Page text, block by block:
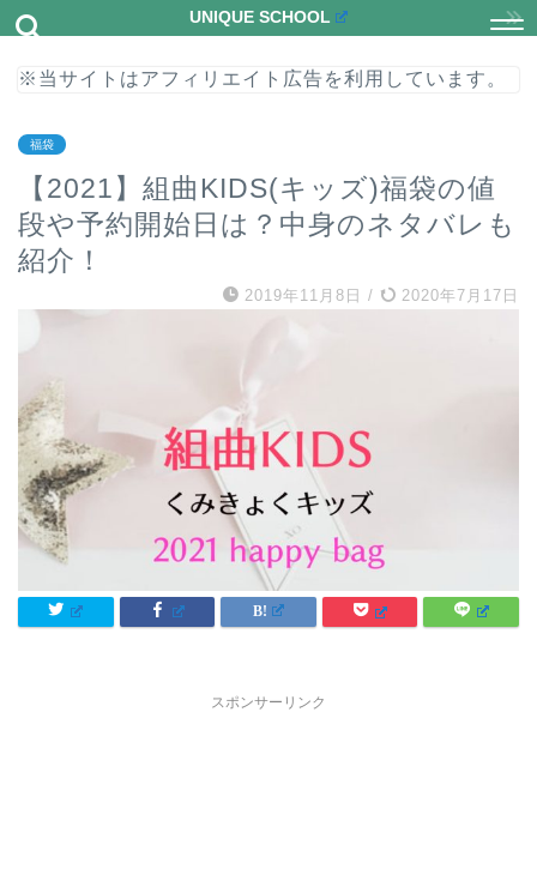
UNIQUE SCHOOL
※当サイトはアフィリエイト広告を利用しています。
福袋
【2021】組曲KIDS(キッズ)福袋の値
段や予約開始日は？中身のネタバレも
紹介！
2019年11月8日 / 2020年7月17日
スポンサーリンク